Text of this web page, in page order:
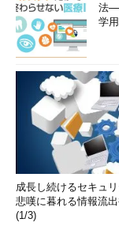
法
学
成長し続けるセキュ
悲嘆に暮れる情報流
(1/3)